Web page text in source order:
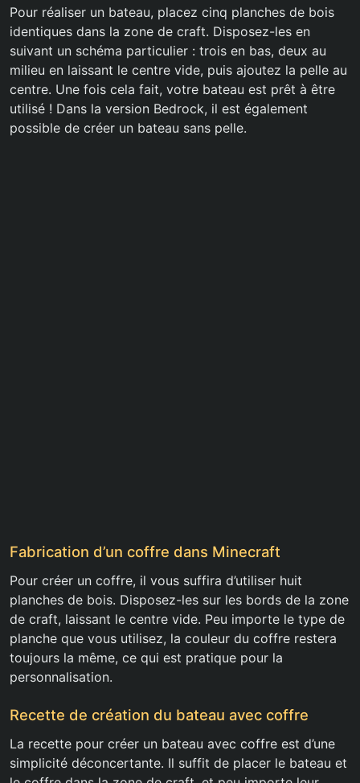
Pour réaliser un bateau, placez cinq planches de bois
identiques dans la zone de craft. Disposez-les en
suivant un schéma particulier : trois en bas, deux au
milieu en laissant le centre vide, puis ajoutez la pelle au
centre. Une fois cela fait, votre bateau est prêt à être
utilisé ! Dans la version Bedrock, il est également
possible de créer un bateau sans pelle.
Fabrication d’un coffre dans Minecraft
Pour créer un coffre, il vous suffira d’utiliser huit
planches de bois. Disposez-les sur les bords de la zone
de craft, laissant le centre vide. Peu importe le type de
planche que vous utilisez, la couleur du coffre restera
toujours la même, ce qui est pratique pour la
personnalisation.
Recette de création du bateau avec coffre
La recette pour créer un bateau avec coffre est d’une
simplicité déconcertante. Il suffit de placer le bateau et